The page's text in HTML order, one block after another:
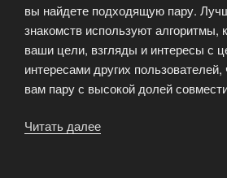
вы найдете подходящую пару.
знакомств используют алгоритмы,
ваши цели, взгляды и интересы с
интересами других
вам пару с высокой долей
Читать далее